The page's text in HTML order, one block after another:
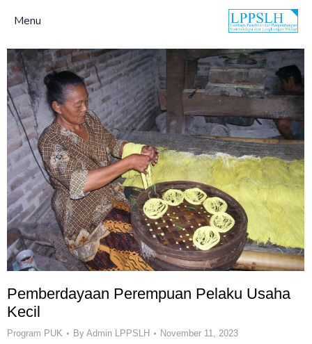
Menu
Pemberdayaan Perempuan Pelaku Usaha
Kecil
Program PUK By Admin LPPSLH November 11, 2023